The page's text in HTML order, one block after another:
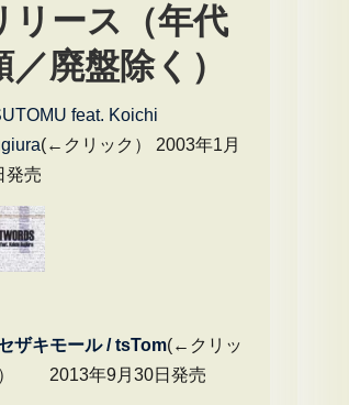
リース（年代
／廃盤除く）
feat. Koichi
(←クリック） 2003年1月
発売
ザキモール / tsTom(←クリッ
2013年9月30日発売